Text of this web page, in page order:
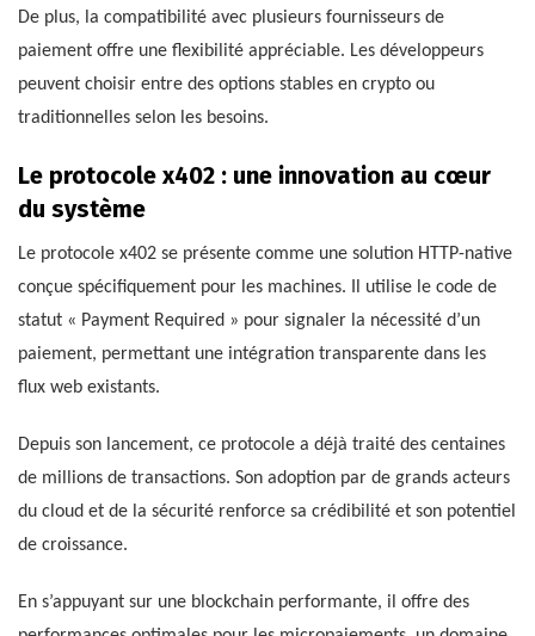
De plus, la compatibilité avec plusieurs fournisseurs de
paiement offre une flexibilité appréciable. Les développeurs
peuvent choisir entre des options stables en crypto ou
traditionnelles selon les besoins.
Le protocole x402 : une innovation au cœur
du système
Le protocole x402 se présente comme une solution HTTP-native
conçue spécifiquement pour les machines. Il utilise le code de
statut « Payment Required » pour signaler la nécessité d’un
paiement, permettant une intégration transparente dans les
flux web existants.
Depuis son lancement, ce protocole a déjà traité des centaines
de millions de transactions. Son adoption par de grands acteurs
du cloud et de la sécurité renforce sa crédibilité et son potentiel
de croissance.
En s’appuyant sur une blockchain performante, il offre des